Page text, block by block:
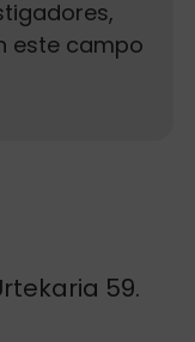
este campo
59.